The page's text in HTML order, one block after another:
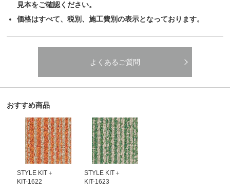
見本をご確認ください。
価格はすべて、税別、施工費別の表示となっております。
よくあるご質問
おすすめ商品
STYLE KIT＋
KIT-1622
STYLE KIT＋
KIT-1623